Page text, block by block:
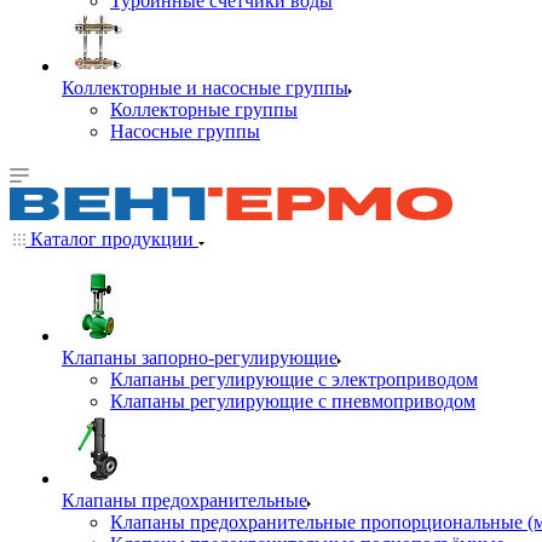
Коллекторные и насосные группы
Коллекторные группы
Насосные группы
Каталог продукции
Клапаны запорно-регулирующие
Клапаны регулирующие с электроприводом
Клапаны регулирующие с пневмоприводом
Клапаны предохранительные
Клапаны предохранительные пропорциональные